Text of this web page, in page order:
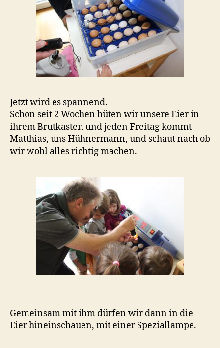
Jetzt wird es spannend.
Schon seit 2 Wochen hüten wir unsere Eier in
ihrem Brutkasten und jeden Freitag kommt
Matthias, uns Hühnermann, und schaut nach ob
wir wohl alles richtig machen.
Gemeinsam mit ihm dürfen wir dann in die
Eier hineinschauen, mit einer Speziallampe.